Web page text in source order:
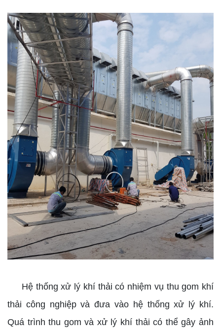
Hệ thống xử lý khí thải có nhiệm vụ thu gom khí
thải công nghiệp và đưa vào hệ thống xử lý khí.
Quá trình thu gom và xử lý khí thải có thể gây ảnh